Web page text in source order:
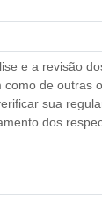
e a revisão
de outras
sua
dos